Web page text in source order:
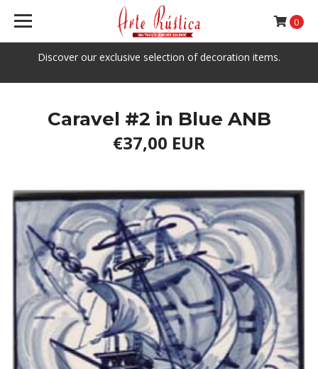
Discover our exclusive selection of decoration items.
0
Caravel #2 in Blue ANB
€37,00 EUR